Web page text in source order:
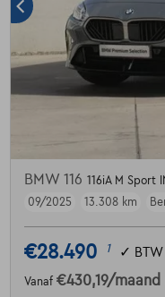
BMW 116 116iA M Sport
09/2025
13.308 km
€28.490 1 ✓
Vanaf €430,19/maand